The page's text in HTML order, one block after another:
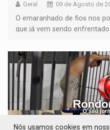
Geral 09 de Agosto de
O emaranhado de fios nos
que já vem sendo
Nós usamos cookies em